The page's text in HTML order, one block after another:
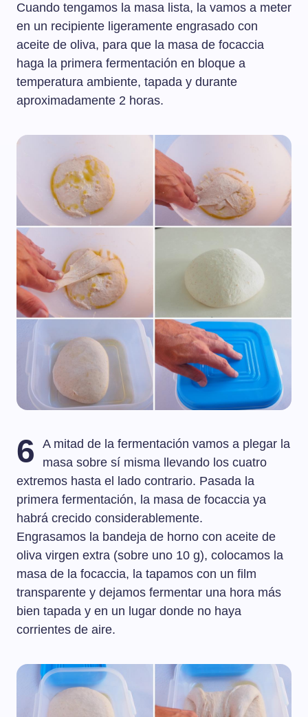
Cuando tengamos la masa lista, la vamos a meter
en un recipiente ligeramente engrasado con
aceite de oliva, para que la masa de focaccia
haga la primera fermentación en bloque a
temperatura ambiente, tapada y durante
aproximadamente 2 horas.
6
A mitad de la fermentación vamos a plegar la
masa sobre sí misma llevando los cuatro
extremos hasta el lado contrario. Pasada la
primera fermentación, la masa de focaccia ya
habrá crecido considerablemente.
Engrasamos la bandeja de horno con aceite de
oliva virgen extra (sobre uno 10 g), colocamos la
masa de la focaccia, la tapamos con un film
transparente y dejamos fermentar una hora más
bien tapada y en un lugar donde no haya
corrientes de aire.